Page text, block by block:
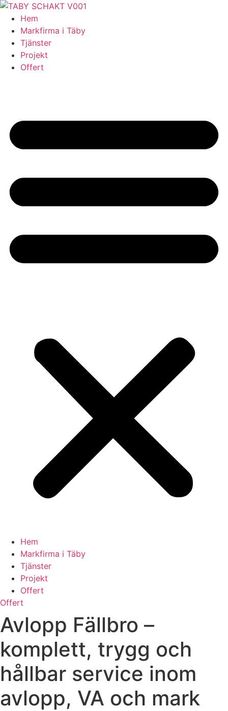
Skip
content
Hem
Markfirma i Täby
Tjänster
Projekt
Offert
Hem
Markfirma i Täby
Tjänster
Projekt
Offert
Offert
Avlopp Fällbro –
komplett, trygg och
hållbar service inom
avlopp, VA och mark